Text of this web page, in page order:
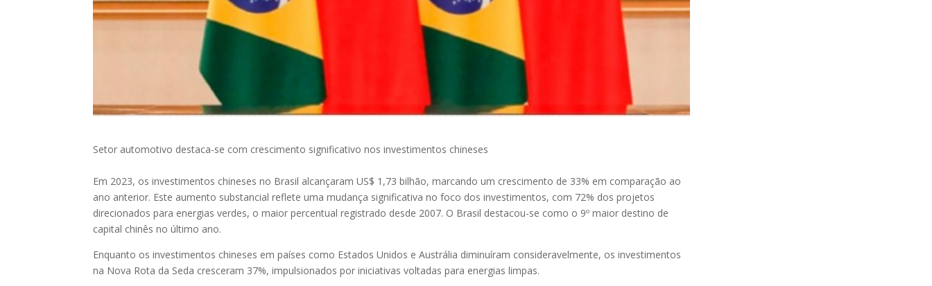
Setor automotivo destaca-se com crescimento significativo nos investimentos chineses
Em 2023, os investimentos chineses no Brasil alcançaram US$ 1,73 bilhão, marcando um crescimento de 33% em comparação ao
ano anterior. Este aumento substancial reflete uma mudança significativa no foco dos investimentos, com 72% dos projetos
direcionados para energias verdes, o maior percentual registrado desde 2007. O Brasil destacou-se como o 9º maior destino de
capital chinês no último ano.
Enquanto os investimentos chineses em países como Estados Unidos e Austrália diminuíram consideravelmente, os investimentos
na Nova Rota da Seda cresceram 37%, impulsionados por iniciativas voltadas para energias limpas.